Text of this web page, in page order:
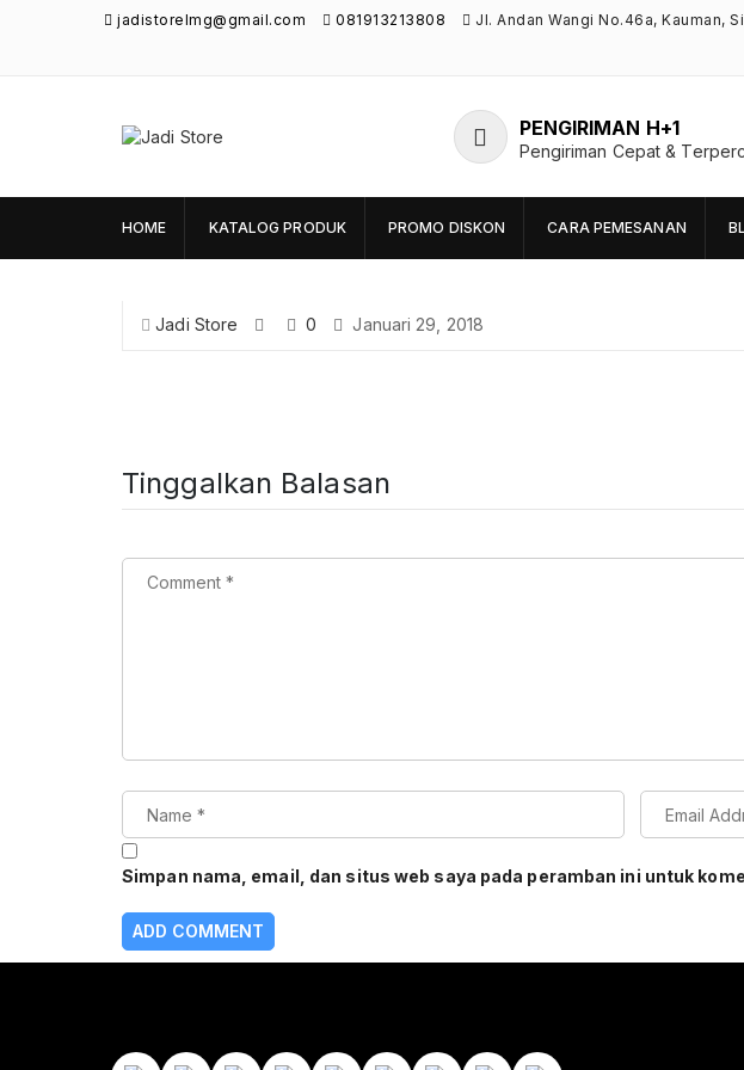
jadistorelmg@gmail.com 081913213808 Jl. Andan Wangi No.46a, Kauman,
Unik di Lamongan
PENGIRIMAN H+1
Pengiriman Cepat &
HOME KATALOG PRODUK PROMO DISKON CARA PEMESANAN
Jadi Store 0 Januari 29, 2018
Tinggalkan Balasan
Simpan nama, email, dan situs web saya pada peramban ini untuk